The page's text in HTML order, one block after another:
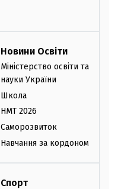
Новини Освіти
Міністерство освіти та
науки України
Школа
НМТ 2026
Саморозвиток
Навчання за кордоном
Спорт